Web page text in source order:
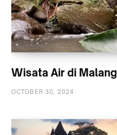
Wisata Air di Malang
OCTOBER 30, 2024